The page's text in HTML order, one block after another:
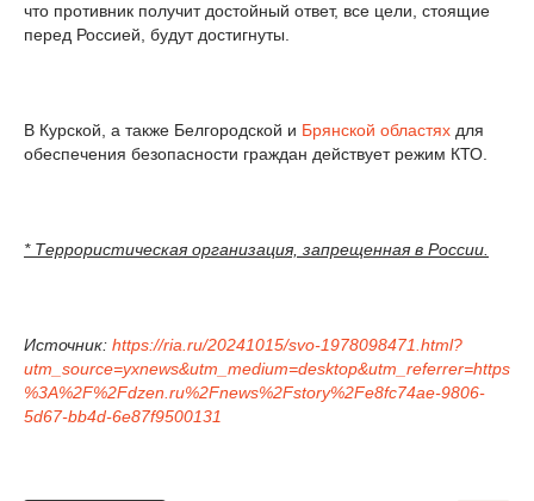
что противник получит достойный ответ, все цели, стоящие
перед Россией, будут достигнуты.
В Курской, а также Белгородской и Брянской областях для
обеспечения безопасности граждан действует режим КТО.
* Террористическая организация, запрещенная в России.
Источник: https://ria.ru/20241015/svo-1978098471.html?
utm_source=yxnews&utm_medium=desktop&utm_referrer=https
%3A%2F%2Fdzen.ru%2Fnews%2Fstory%2Fe8fc74ae-9806-
5d67-bb4d-6e87f9500131